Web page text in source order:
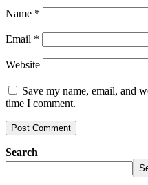
Name *
Email *
Website
Save my name, email, and
time I comment.
Search